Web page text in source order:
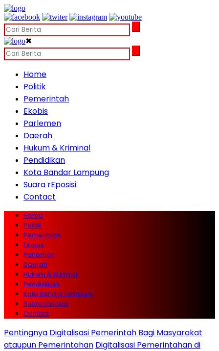
✖
Home
Politik
Pemerintah
Ekobis
Parlemen
Daerah
Hukum & Kriminal
Pendidikan
Kota Bandar Lampung
Suara rEposisi
Contact
Home
Politik
Pemerintah
Ekobis
Parlemen
Daerah
Hukum & Kriminal
Pendidikan
Kota Bandar Lampung
Suara rEposisi
Contact
Pentingnya Digitalisasi Pemerintah Bagi Masyarakat
ataupun Pemerintahan Digitalisasi Pemerintahan di